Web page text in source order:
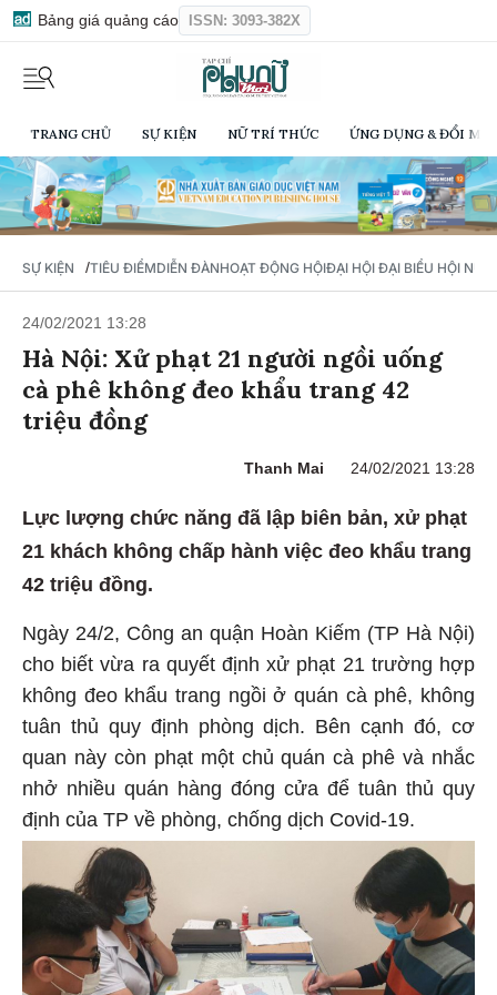
Bảng giá quảng cáo ISSN: 3093-382X
TRANG CHỦ SỰ KIỆN NỮ TRÍ THỨC ỨNG DỤNG & ĐỔI
SỰ KIỆN / TIÊU ĐIỂMDIỄN ĐÀNHOẠT ĐỘNG HỘIĐẠI HỘI ĐẠI BIỂU HỘI NỮ
24/02/2021 13:28
Hà Nội: Xử phạt 21 người ngồi uống
cà phê không đeo khẩu trang 42
triệu đồng
Thanh Mai 24/02/2021 13:28
Lực lượng chức năng đã lập biên bản, xử phạt
21 khách không chấp hành việc đeo khẩu trang
42 triệu đồng.
Ngày 24/2, Công an quận Hoàn Kiếm (TP Hà Nội)
cho biết vừa ra quyết định xử phạt 21 trường hợp
không đeo khẩu trang ngồi ở quán cà phê, không
tuân thủ quy định phòng dịch. Bên cạnh đó, cơ
quan này còn phạt một chủ quán cà phê và nhắc
nhở nhiều quán hàng đóng cửa để tuân thủ quy
định của TP về phòng, chống dịch Covid-19.